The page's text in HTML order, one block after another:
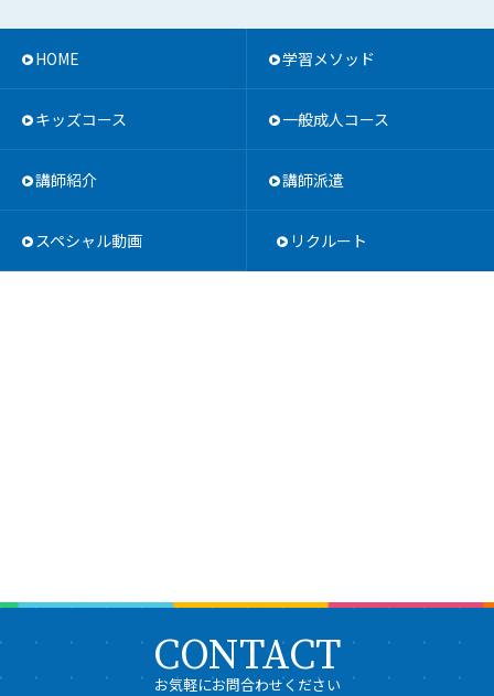
HOME 学習メソッド
キッズコース 一般成人コース
講師紹介 講師派遣
スペシャル動画 リクルート
CONTACT
お気軽にお問合わせください